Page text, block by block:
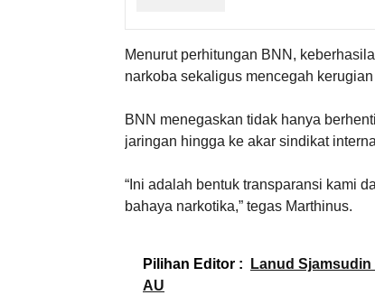
Menurut perhitungan BNN,
narkoba sekaligus mencegah
BNN menegaskan tidak hanya
jaringan hingga ke akar sindikat
“Ini adalah bentuk transparansi kami
bahaya narkotika,” tegas Marthinus.
Pilihan Editor :
Lanud Sjamsudin
AU